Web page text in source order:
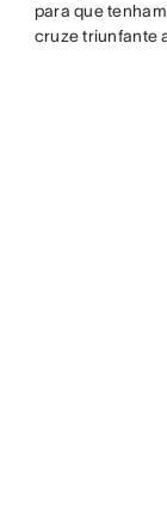
para que
cruze triunfante